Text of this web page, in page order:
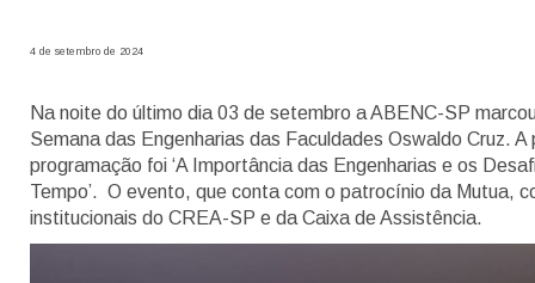
4 de setembro de 2024
Na noite do último dia 03 de setembro a ABENC-SP
Semana das Engenharias das Faculdades Oswaldo Cruz.
programação foi ‘A Importância das Engenharias e os
Tempo’. O evento, que conta com o patrocínio da Mutua,
institucionais do CREA-SP e da Caixa de Assistência.